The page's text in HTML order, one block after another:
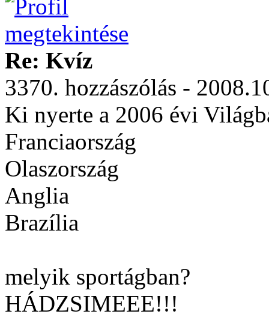
Re: Kvíz
3370. hozzászólás -
Ki nyerte a 2006 évi
Franciaország
Olaszország
Anglia
Brazília
melyik sportágban?
HÁDZSIMEEE!!!